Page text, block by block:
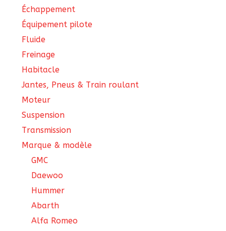
Échappement
Équipement pilote
Fluide
Freinage
Habitacle
Jantes, Pneus & Train roulant
Moteur
Suspension
Transmission
Marque & modèle
GMC
Daewoo
Hummer
Abarth
Alfa Romeo